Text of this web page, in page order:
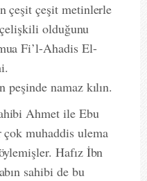
çeşit çeşit metinlerle
olduğunu
Fi’l-Ahadis El-
namaz kılın.
Ahmet ile Ebu
muhaddis ulema
Hafız İbn
sahibi de bu